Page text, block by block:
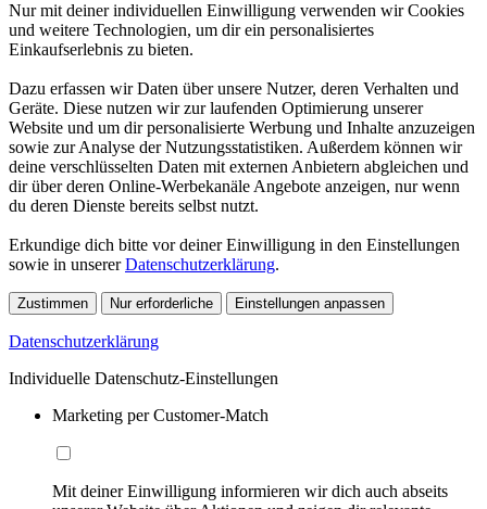
Nur mit deiner individuellen Einwilligung verwenden wir Cookies
und weitere Technologien, um dir ein personalisiertes
Einkaufserlebnis zu bieten.
Dazu erfassen wir Daten über unsere Nutzer, deren Verhalten und
Geräte. Diese nutzen wir zur laufenden Optimierung unserer
Website und um dir personalisierte Werbung und Inhalte anzuzeigen
sowie zur Analyse der Nutzungsstatistiken. Außerdem können wir
deine verschlüsselten Daten mit externen Anbietern abgleichen und
dir über deren Online-Werbekanäle Angebote anzeigen, nur wenn
du deren Dienste bereits selbst nutzt.
Erkundige dich bitte vor deiner Einwilligung in den Einstellungen
sowie in unsererDatenschutzerklärung.
Zustimmen Nur erforderliche Einstellungen anpassen
Datenschutzerklärung
Individuelle Datenschutz-Einstellungen
Marketing per Customer-Match
Mit deiner Einwilligung informieren wir dich auch abseits